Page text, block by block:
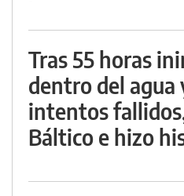
Tras 55 horas
dentro del agua
intentos
Báltico e hizo